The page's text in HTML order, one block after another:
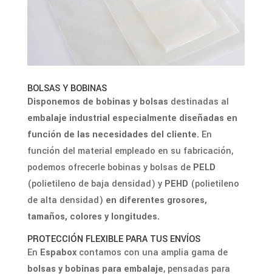
BOLSAS Y BOBINAS
Disponemos de bobinas y bolsas destinadas al
embalaje industrial especialmente diseñadas en
función de las necesidades del cliente. En
función del material empleado en su fabricación,
podemos ofrecerle bobinas y bolsas de PELD
(polietileno de baja densidad) y PEHD (polietileno
de alta densidad) en diferentes grosores,
tamaños, colores y longitudes.
PROTECCIÓN FLEXIBLE PARA TUS ENVÍOS
En Espaboxcontamos con una amplia gama de
bolsas y bobinas para embalaje, pensadas para